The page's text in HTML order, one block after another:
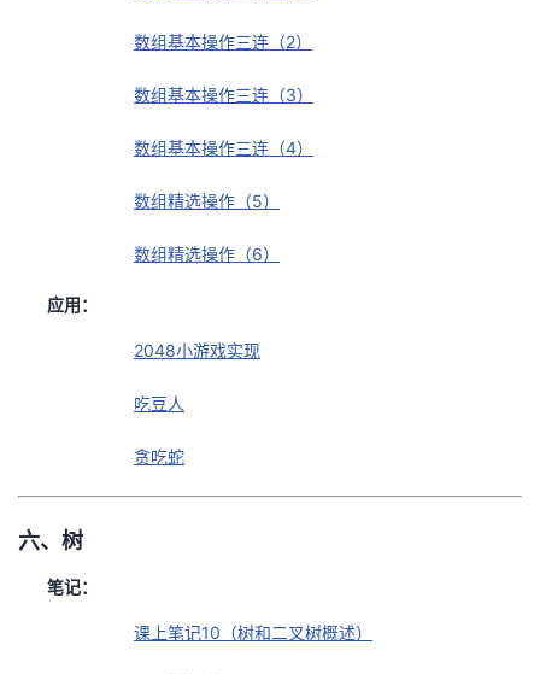
数组基本操作三连（2）
数组基本操作三连（3）
数组基本操作三连（4）
数组精选操作（5）
数组精选操作（6）
应用：
2048小游戏实现
吃豆人
贪吃蛇
六、树
笔记：
课上笔记10（树和二叉树概述）